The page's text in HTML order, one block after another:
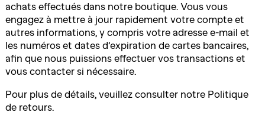
achats effectués dans notre boutique. Vous vous
engagez à mettre à jour rapidement votre compte et
autres informations, y compris votre adresse e-mail et
les numéros et dates d’expiration de cartes bancaires,
afin que nous puissions effectuer vos transactions et
vous contacter si nécessaire.
Pour plus de détails, veuillez consulter notre Politique
de retours.